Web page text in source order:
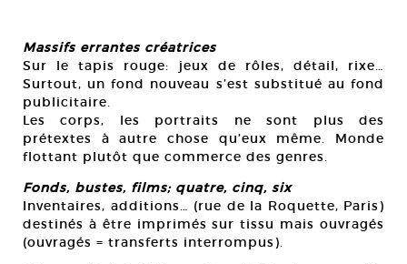
Massifs errantes créatrices
Sur le tapis rouge: jeux de rôles, détail, rixe…
Surtout, un fond nouveau s’est substitué au fond
publicitaire.
Les corps, les portraits ne sont plus des
prétextes à autre chose qu’eux même. Monde
flottant plutôt que commerce des genres.
Fonds, bustes, films; quatre, cinq, six
Inventaires, additions… (rue de la Roquette, Paris)
destinés à être imprimés sur tissu mais ouvragés
(ouvragés = transferts interrompus).